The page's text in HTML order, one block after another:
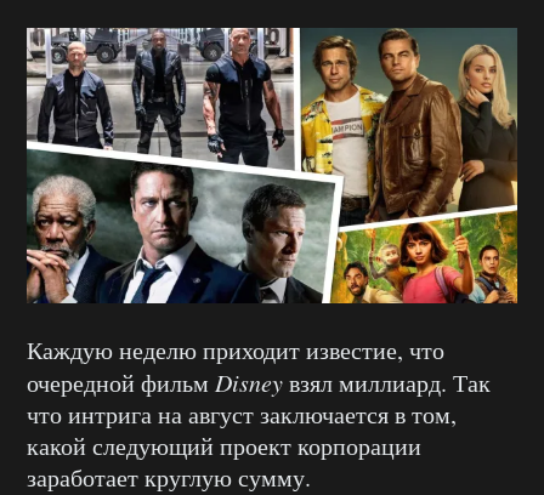
Каждую неделю приходит известие, что
очередной фильм Disneyвзял миллиард. Так
что интрига на август заключается в том,
какой следующий проект корпорации
заработает круглую сумму.